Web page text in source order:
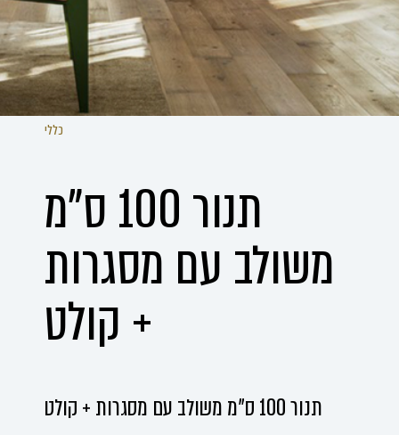
כללי
תנור 100 ס"מ
משולב עם מסגרות
+ קולט
תנור 100 ס"מ משולב עם מסגרות + קולט